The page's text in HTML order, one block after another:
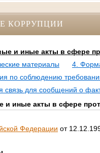
КОРРУПЦИИ
и иные акты в сфере
материалы
4.
по соблюдению
связь для сообщений о
и иные акты в сфере
Федерации от